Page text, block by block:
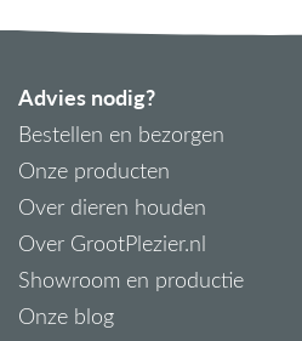
Advies nodig?
Bestellen en bezorgen
Onze producten
Over dieren houden
Over GrootPlezier.nl
Showroom en productie
Onze blog